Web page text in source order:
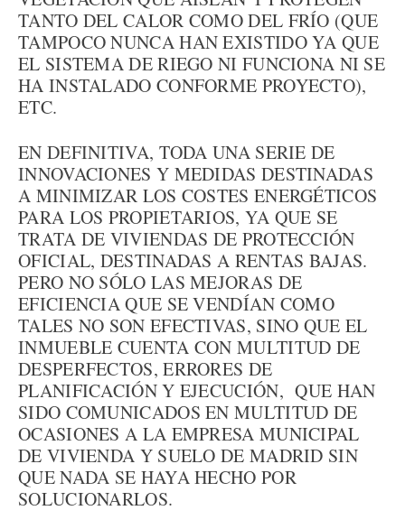
TANTO DEL CALOR COMO DEL FRÍO (QUE
TAMPOCO NUNCA HAN EXISTIDO YA QUE
EL SISTEMA DE RIEGO NI FUNCIONA NI SE
HA INSTALADO CONFORME PROYECTO),
ETC.
EN DEFINITIVA, TODA UNA SERIE DE
INNOVACIONES Y MEDIDAS DESTINADAS
A MINIMIZAR LOS COSTES ENERGÉTICOS
PARA LOS PROPIETARIOS, YA QUE SE
TRATA DE VIVIENDAS DE PROTECCIÓN
OFICIAL, DESTINADAS A RENTAS BAJAS.
PERO NO SÓLO LAS MEJORAS DE
EFICIENCIA QUE SE VENDÍAN COMO
TALES NO SON EFECTIVAS, SINO QUE EL
INMUEBLE CUENTA CON MULTITUD DE
DESPERFECTOS, ERRORES DE
PLANIFICACIÓN Y EJECUCIÓN, QUE HAN
SIDO COMUNICADOS EN MULTITUD DE
OCASIONES A LA EMPRESA MUNICIPAL
DE VIVIENDA Y SUELO DE MADRID SIN
QUE NADA SE HAYA HECHO POR
SOLUCIONARLOS.